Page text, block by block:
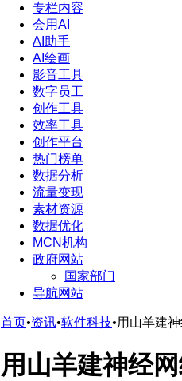
专栏内容
会用AI
AI助手
AI绘画
影音工具
数字员工
创作工具
效率工具
创作平台
热门榜单
数据分析
流量变现
素材资源
数据优化
MCN机构
政府网站
国家部门
导航网站
首页•资讯•软件科技•用山羊建
用山羊建神经